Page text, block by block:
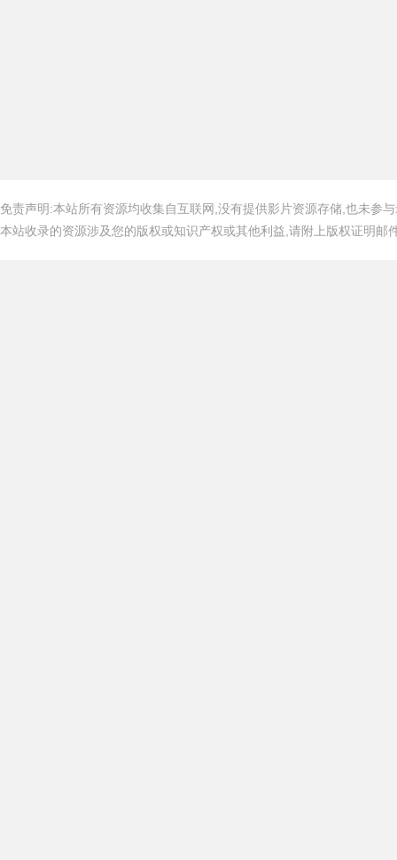
免责声明:本站所有资源均收集自互联网,没有提供影片资源存储,也未参
本站收录的资源涉及您的版权或知识产权或其他利益,请附上版权证明